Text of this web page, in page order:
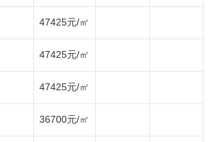
47425元/㎡
47425元/㎡
47425元/㎡
36700元/㎡